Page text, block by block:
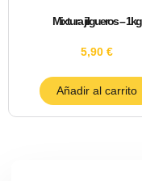
Mixtura jilgueros – 1kg
5,90 €
Añadir al carrito